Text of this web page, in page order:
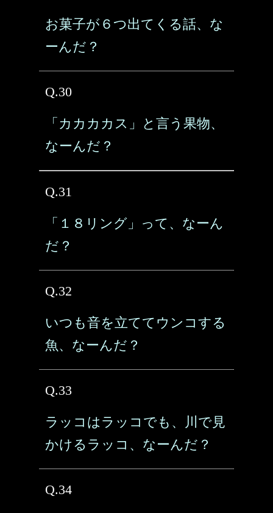
お菓子が６つ出てくる話、な
ーんだ？
Q.30
「カカカカス」と言う果物、
なーんだ？
Q.31
「１８リング」って、なーん
だ？
Q.32
いつも音を立ててウンコする
魚、なーんだ？
Q.33
ラッコはラッコでも、川で見
かけるラッコ、なーんだ？
Q.34